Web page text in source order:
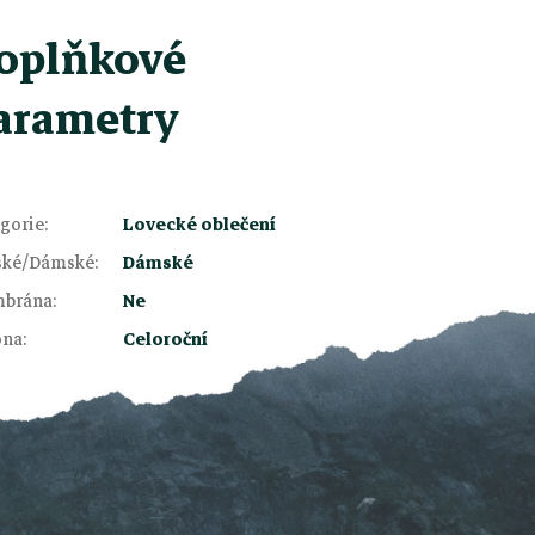
:
Lovecké oblečení
Dámské:
Dámské
:
Ne
: Celoroční